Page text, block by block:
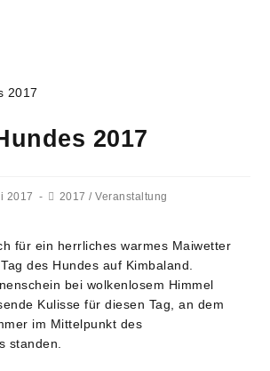
2017
2017 2017 / Veranstaltung
für ein herrliches warmes Maiwetter
des Hundes auf Kimbaland.
bei wolkenlosem Himmel
Kulisse für diesen Tag, an dem
im Mittelpunkt des
standen.